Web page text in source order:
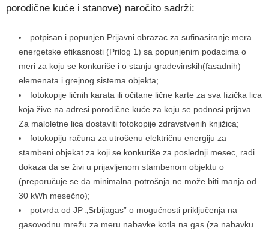
porodične kuće i stanove) naročito sadrži:
potpisan i popunjen Prijavni obrazac za sufinasiranje mera
energetske efikasnosti (Prilog 1) sa popunjenim podacima o
meri za koju se konkuriše i o stanju građevinskih(fasadnih)
elemenata i grejnog sistema objekta;
fotokopije ličnih karata ili očitane lične karte za sva fizička lica
koja žive na adresi porodične kuće za koju se podnosi prijava.
Za maloletne lica dostaviti fotokopije zdravstvenih knjižica;
fotokopiju računa za utrošenu električnu energiju za
stambeni objekat za koji se konkuriše za poslednji mesec, radi
dokaza da se živi u prijavljenom stambenom objektu o
(preporučuje se da minimalna potrošnja ne može biti manja od
30 kWh mesečno);
potvrda od JP „Srbijagas” o mogućnosti priključenja na
gasovodnu mrežu za meru nabavke kotla na gas (za nabavku